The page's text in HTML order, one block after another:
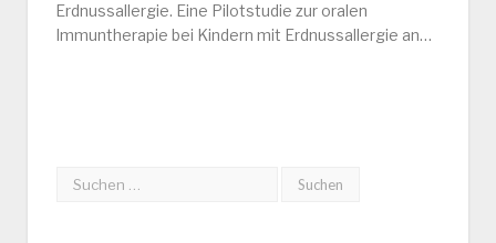
Erdnussallergie. Eine Pilotstudie zur oralen
Immuntherapie bei Kindern mit Erdnussallergie an…